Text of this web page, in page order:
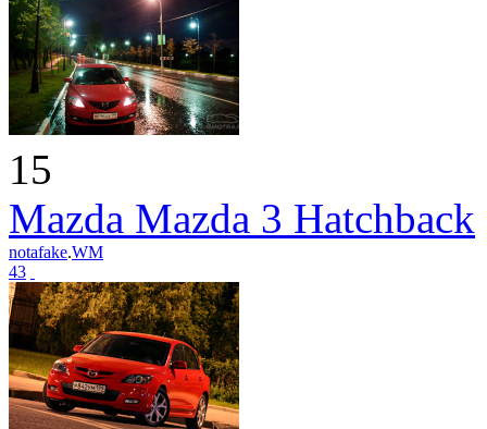
15
Mazda Mazda 3 Hatchback
notafake.WM
43